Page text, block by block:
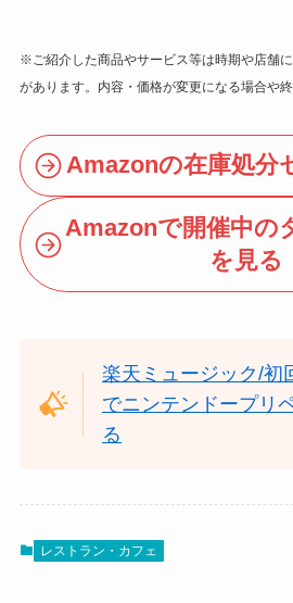
※ご紹介した商品やサービス等は時期や店舗
があります。内容・価格が変更になる場合や
Amazonの在庫処分
Amazonで開催中の
を見る
楽天ミュージック/初
でニンテンドープリ
る
レストラン・カフェ